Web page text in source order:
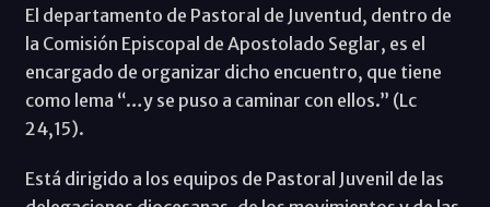
El departamento de Pastoral de Juventud, dentro de
la Comisión Episcopal de Apostolado Seglar, es el
encargado de organizar dicho encuentro, que tiene
como lema “…y se puso a caminar con ellos.” (Lc
24,15).
Está dirigido a los equipos de Pastoral Juvenil de las